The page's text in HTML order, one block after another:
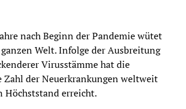
nach Beginn der Pandemie wütet
Welt. Infolge der Ausbreitung
Virusstämme hat die
der Neuerkrankungen weltweit
Höchststand erreicht.